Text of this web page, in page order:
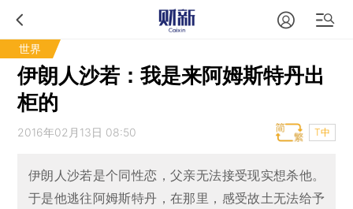
世界
伊朗人沙若：我是来阿姆斯特丹出
柜的
2016年02月13日 08:50 T中
伊朗人沙若是个同性恋，父亲无法接受现实想杀他。
于是他逃往阿姆斯特丹，在那里，感受故土无法给予